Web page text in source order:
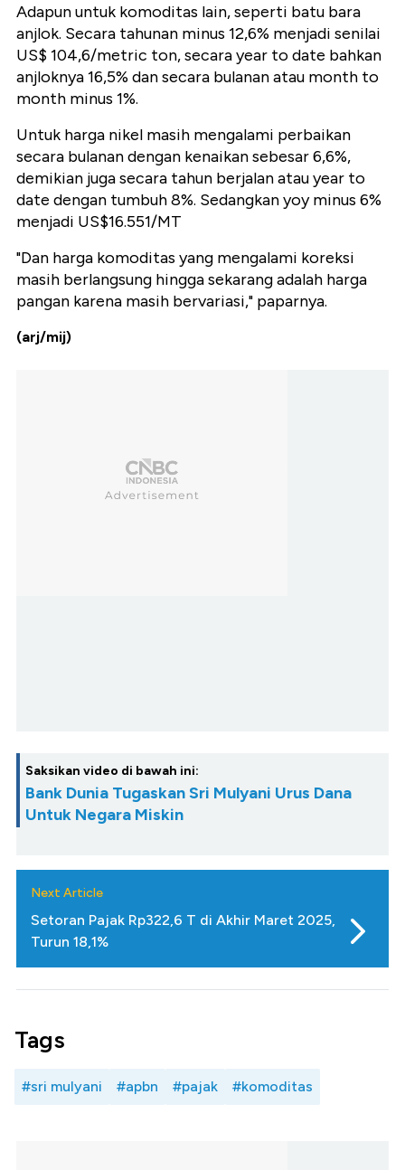
Adapun untuk komoditas lain, seperti batu bara
anjlok. Secara tahunan minus 12,6% menjadi senilai
US$ 104,6/metric ton, secara year to date bahkan
anjloknya 16,5% dan secara bulanan atau month to
month minus 1%.
Untuk harga nikel masih mengalami perbaikan
secara bulanan dengan kenaikan sebesar 6,6%,
demikian juga secara tahun berjalan atau year to
date dengan tumbuh 8%. Sedangkan yoy minus 6%
menjadi US$16.551/MT
"Dan harga komoditas yang mengalami koreksi
masih berlangsung hingga sekarang adalah harga
pangan karena masih bervariasi," paparnya.
(arj/mij)
Saksikan video di bawah ini:
Bank Dunia Tugaskan Sri Mulyani Urus Dana
Untuk Negara Miskin
Next Article
Setoran Pajak Rp322,6 T di Akhir Maret 2025,
Turun 18,1%
Tags
#sri mulyani #apbn #pajak #komoditas